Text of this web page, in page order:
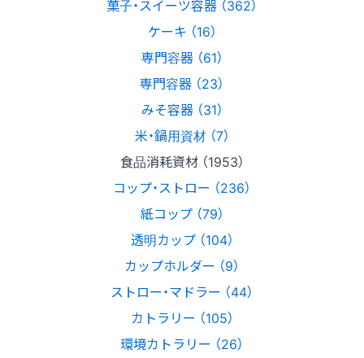
菓子・スイーツ容器 （362）
ケーキ （16）
専門容器 （61）
専門容器 （23）
みそ容器 （31）
米・鍋用資材 （7）
食品消耗資材 （1953）
コップ・ストロー （236）
紙コップ （79）
透明カップ （104）
カップホルダー （9）
ストロー・マドラー （44）
カトラリー （105）
環境カトラリー （26）